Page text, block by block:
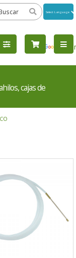
by
cajas de